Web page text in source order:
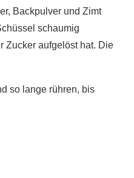
Backpulver und Zimt
schaumig
Zucker aufgelöst hat. Die
so lange rühren, bis